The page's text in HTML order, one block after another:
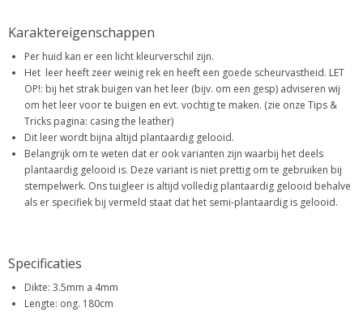
Karaktereigenschappen
Per huid kan er een licht kleurverschil zijn.
Het leer heeft zeer weinig rek en heeft een goede scheurvastheid. LET
OP!: bij het strak buigen van het leer (bijv. om een gesp) adviseren wij
om het leer voor te buigen en evt. vochtig te maken. (zie onze Tips &
Tricks pagina: casing the leather)
Dit leer wordt bijna altijd plantaardig gelooid.
Belangrijk om te weten dat er ook varianten zijn waarbij het deels
plantaardig gelooid is. Deze variant is niet prettig om te gebruiken bij
stempelwerk. Ons tuigleer is altijd volledig plantaardig gelooid behalve
als er specifiek bij vermeld staat dat het semi-plantaardig is gelooid.
Specificaties
Dikte: 3.5mm a 4mm
Lengte: ong. 180cm